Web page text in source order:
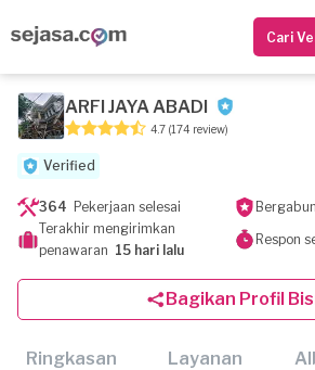
Cari
ARFI JAYA ABADI
4.7 (174 review)
Verified
364 Pekerjaan selesai
Terakhir mengirimkan
penawaran 15 hari lalu
Respon
Bagikan Profil
Ringkasan Layanan